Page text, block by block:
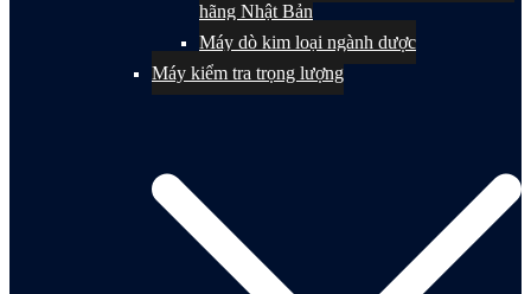
hãng Nhật Bản
Máy dò kim loại ngành dược
Máy kiểm tra trọng lượng